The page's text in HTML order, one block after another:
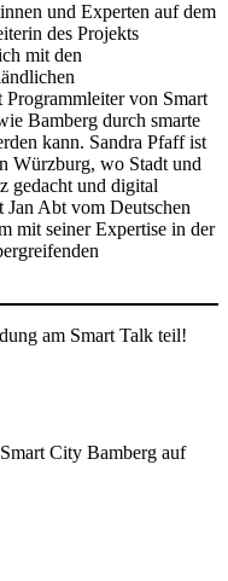
und Experten auf dem
des Projekts
mit den
Programmleiter von Smart
Bamberg durch smarte
kann. Sandra Pfaff ist
Würzburg, wo Stadt und
gedacht und digital
Jan Abt vom Deutschen
mit seiner Expertise in der
am Smart Talk teil!
City Bamberg auf